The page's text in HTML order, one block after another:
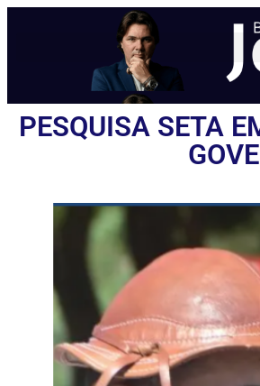
PESQUISA SETA